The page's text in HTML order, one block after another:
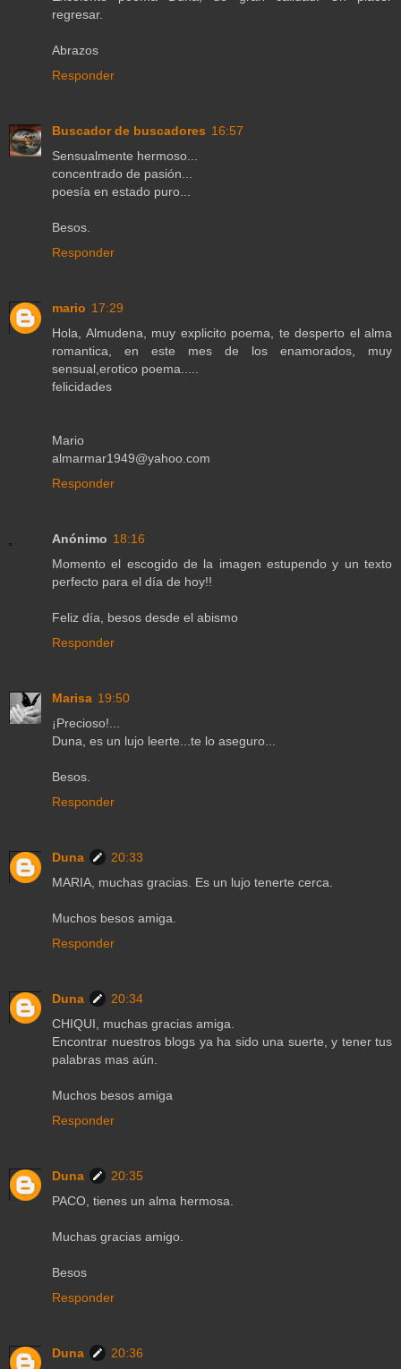
regresar.
Abrazos
Responder
Buscador de buscadores 16:57
Sensualmente hermoso...
concentrado de pasión...
poesía en estado puro...
Besos.
Responder
mario 17:29
Hola, Almudena, muy explicito poema, te desperto el alma
romantica, en este mes de los enamorados, muy
sensual,erotico poema.....
felicidades
Mario
almarmar1949@yahoo.com
Responder
Anónimo 18:16
Momento el escogido de la imagen estupendo y un texto
perfecto para el día de hoy!!
Feliz día, besos desde el abismo
Responder
Marisa 19:50
¡Precioso!...
Duna, es un lujo leerte...te lo aseguro...
Besos.
Responder
Duna
20:33
MARIA, muchas gracias. Es un lujo tenerte cerca.
Muchos besos amiga.
Responder
Duna
20:34
CHIQUI, muchas gracias amiga.
Encontrar nuestros blogs ya ha sido una suerte, y tener tus
palabras mas aún.
Muchos besos amiga
Responder
Duna
20:35
PACO, tienes un alma hermosa.
Muchas gracias amigo.
Besos
Responder
Duna
20:36